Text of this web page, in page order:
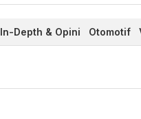
In-Depth & Opini Otomotif